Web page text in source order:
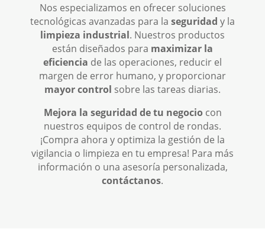
Nos especializamos en ofrecer soluciones
tecnológicas avanzadas para la seguridad y la
limpieza industrial. Nuestros productos
están diseñados para maximizar la
eficiencia de las operaciones, reducir el
margen de error humano, y proporcionar
mayor control sobre las tareas diarias.
Mejora la seguridad de tu negociocon
nuestros equipos de control de rondas.
¡Compra ahora y optimiza la gestión de la
vigilancia o limpieza en tu empresa! Para más
información o una asesoría personalizada,
contáctanos.